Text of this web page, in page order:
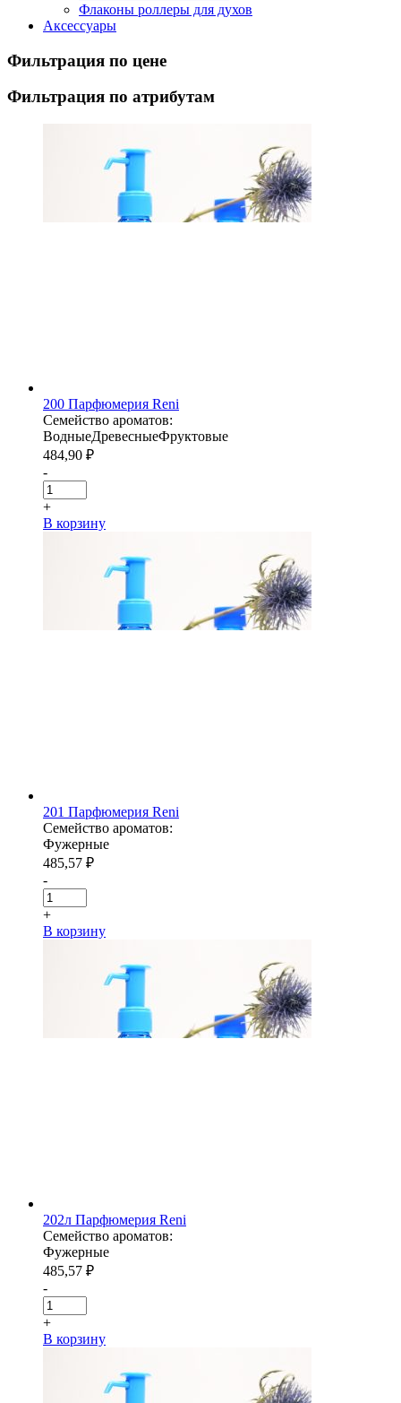
Флаконы роллеры для духов
Аксессуары
Фильтрация по цене
Фильтрация по атрибутам
200 Парфюмерия Reni
Семейство ароматов:
ВодныеДревесныеФруктовые
484,90 ₽
-
+
В корзину
201 Парфюмерия Reni
Семейство ароматов:
Фужерные
485,57 ₽
-
+
В корзину
202л Парфюмерия Reni
Семейство ароматов:
Фужерные
485,57 ₽
-
+
В корзину